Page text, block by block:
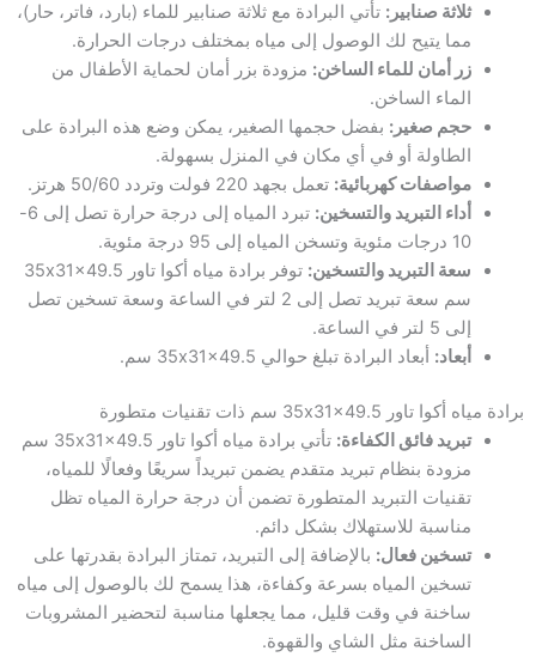
ثلاثة صنابير: تأتي البرادة مع ثلاثة صنابير للماء (بارد، فاتر، حار)،
مما يتيح لك الوصول إلى مياه بمختلف درجات الحرارة.
زر أمان للماء الساخن: مزودة بزر أمان لحماية الأطفال من
الماء الساخن.
حجم صغير: بفضل حجمها الصغير، يمكن وضع هذه البرادة على
الطاولة أو في أي مكان في المنزل بسهولة.
مواصفات كهربائية: تعمل بجهد 220 فولت وتردد 50/60 هرتز.
أداء التبريد والتسخين:
تبرد المياه إلى درجة حرارة تصل إلى 6-
10 درجات مئوية وتسخن المياه إلى 95 درجة مئوية.
سعة التبريد والتسخين:
توفر برادة مياه أكوا تاور 35x31x49.5
سم سعة تبريد تصل إلى 2 لتر في الساعة وسعة تسخين تصل
إلى 5 لتر في الساعة.
أبعاد: أبعاد البرادة تبلغ حوالي 35x31x49.5 سم.
برادة مياه أكوا تاور 35x31x49.5 سم ذات تقنيات متطورة
تبريد فائق الكفاءة:
تأتي برادة مياه أكوا تاور 35x31x49.5 سم
مزودة بنظام تبريد متقدم يضمن تبريداً سريعًا وفعالًا للمياه،
تقنيات التبريد المتطورة تضمن أن درجة حرارة المياه تظل
مناسبة للاستهلاك بشكل دائم.
تسخين فعال: بالإضافة إلى التبريد، تمتاز البرادة بقدرتها على
تسخين المياه بسرعة وكفاءة، هذا يسمح لك بالوصول إلى مياه
ساخنة في وقت قليل، مما يجعلها مناسبة لتحضير المشروبات
الساخنة مثل الشاي والقهوة.